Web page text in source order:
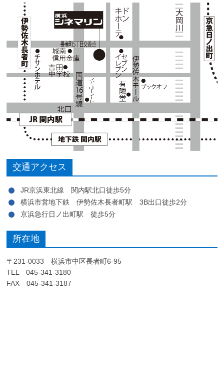
交通アクセス
JR京浜東北線 関内駅北口徒歩5分
横浜市営地下鉄 伊勢佐木長者町駅 3B出口徒歩2分
京浜急行日ノ出町駅 徒歩5分
所在地
〒231-0033 横浜市中区長者町6-95
TEL 045-341-3180
FAX 045-341-3187